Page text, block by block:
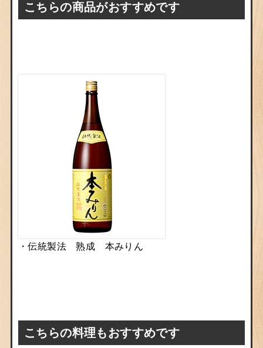
こちらの商品がおすすめです
・伝統製法 熟成 本みりん
こちらの料理もおすすめです